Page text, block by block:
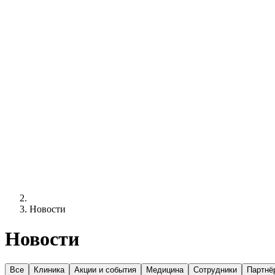
Новости
Новости
Все Клиника Акции и события Медицина Сотрудники